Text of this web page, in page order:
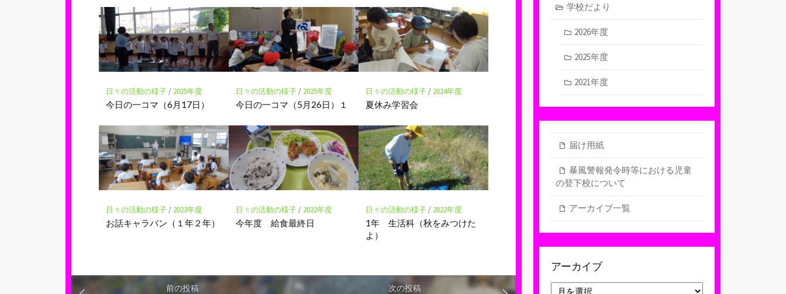
マ
ー
ク
に
保
日々の活動の様子/ 2025年度
今日の一コマ（6月17日）
日々の活動の様子/ 2025年度
今日の一コマ（5月26日）１
日々の活動の様子/ 2024年度
夏休み学習会
日々の活動の様子/ 2023年度
お話キャラバン（１年２年）
日々の活動の様子/ 2022年度
今年度 給食最終日
日々の活動の様子/ 2022年度
1年 生活科（秋をみつけた
よ）
前の投稿 次の投稿
学校だより
2026年度
2025年度
2021年度
届け用紙
暴風警報発令時等における児童
の登下校について
アーカイブ一覧
アーカイブ